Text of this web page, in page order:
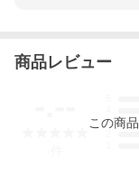
商品レビュー
3
この商品